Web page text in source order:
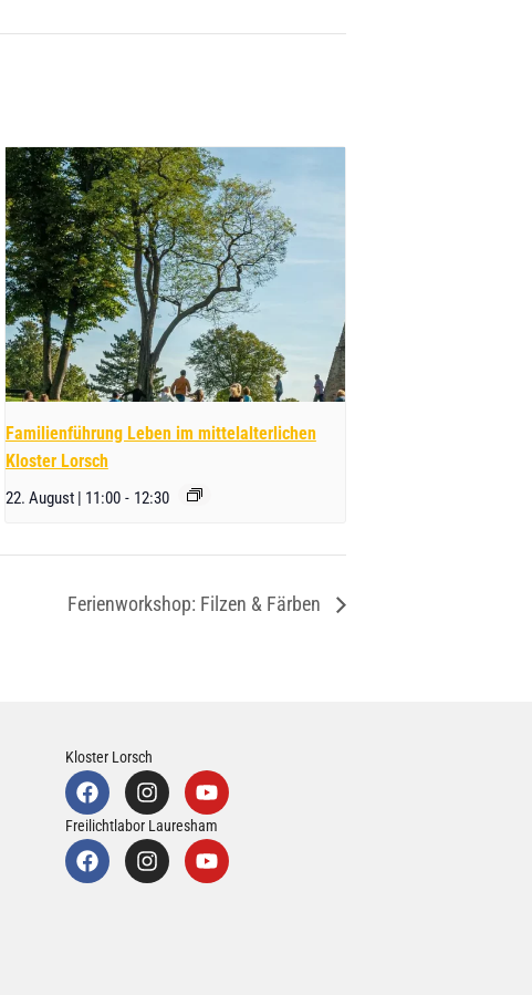
Familienführung Leben im mittelalterlichen
Kloster Lorsch
22. August | 11:00 - 12:30
Ferienworkshop: Filzen & Färben
Kloster Lorsch
Freilichtlabor Lauresham